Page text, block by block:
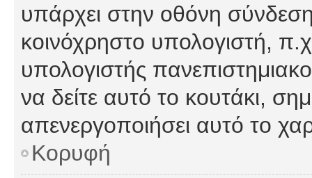
υπάρχει στην οθόνη
κοινόχρηστο υπολογιστή,
υπολογιστής
να δείτε αυτό το κουτάκι,
απενεργοποιήσει αυτό το
Κορυφή